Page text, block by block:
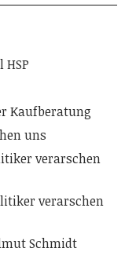
Kaufberatung
uns
verarschen
verarschen
Schmidt